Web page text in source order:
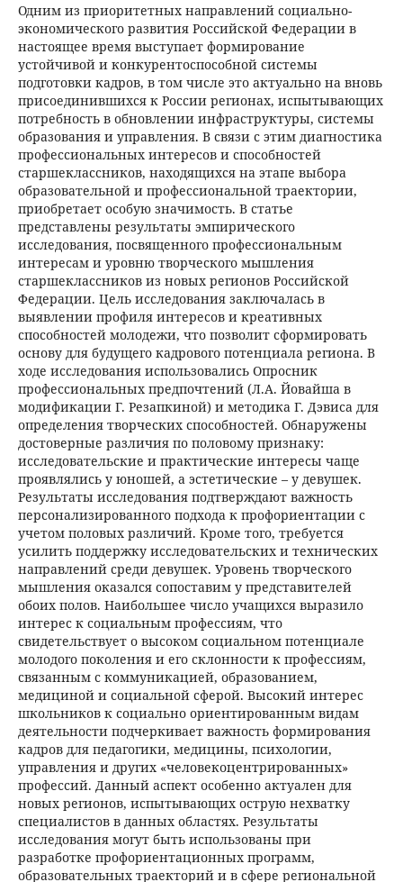
Одним из приоритетных направлений социально-
экономического развития Российской Федерации в
настоящее время выступает формирование
устойчивой и конкурентоспособной системы
подготовки кадров, в том числе это актуально на вновь
присоединившихся к России регионах, испытывающих
потребность в обновлении инфраструктуры, системы
образования и управления. В связи с этим диагностика
профессиональных интересов и способностей
старшеклассников, находящихся на этапе выбора
образовательной и профессиональной траектории,
приобретает особую значимость. В статье
представлены результаты эмпирического
исследования, посвященного профессиональным
интересам и уровню творческого мышления
старшеклассников из новых регионов Российской
Федерации. Цель исследования заключалась в
выявлении профиля интересов и креативных
способностей молодежи, что позволит сформировать
основу для будущего кадрового потенциала региона. В
ходе исследования использовались Опросник
профессиональных предпочтений (Л.А. Йовайша в
модификации Г. Резапкиной) и методика Г. Дэвиса для
определения творческих способностей. Обнаружены
достоверные различия по половому признаку:
исследовательские и практические интересы чаще
проявлялись у юношей, а эстетические – у девушек.
Результаты исследования подтверждают важность
персонализированного подхода к профориентации с
учетом половых различий. Кроме того, требуется
усилить поддержку исследовательских и технических
направлений среди девушек. Уровень творческого
мышления оказался сопоставим у представителей
обоих полов. Наибольшее число учащихся выразило
интерес к социальным профессиям, что
свидетельствует о высоком социальном потенциале
молодого поколения и его склонности к профессиям,
связанным с коммуникацией, образованием,
медициной и социальной сферой. Высокий интерес
школьников к социально ориентированным видам
деятельности подчеркивает важность формирования
кадров для педагогики, медицины, психологии,
управления и других «человекоцентрированных»
профессий. Данный аспект особенно актуален для
новых регионов, испытывающих острую нехватку
специалистов в данных областях. Результаты
исследования могут быть использованы при
разработке профориентационных программ,
образовательных траекторий и в сфере региональной